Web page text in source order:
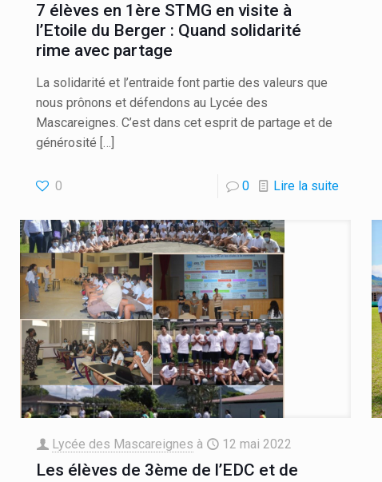
7 élèves en 1ère STMG en visite à
l’Etoile du Berger : Quand solidarité
rime avec partage
La solidarité et l’entraide font partie des valeurs que
nous prônons et défendons au Lycée des
Mascareignes. C’est dans cet esprit de partage et de
générosité […]
0 0 Lire la suite
Lycée des Mascareignes à 12 mai 2022
Les élèves de 3ème de l’EDC et de